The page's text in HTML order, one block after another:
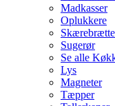
Madkasser
Oplukkere
Sugerør
Se alle
Lys
Magneter
Tæpper